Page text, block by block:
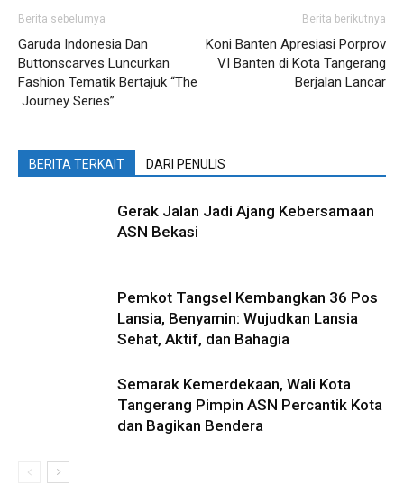
Berita sebelumya
Garuda Indonesia Dan
Buttonscarves Luncurkan
Fashion Tematik Bertajuk “The
Journey Series”
Berita berikutnya
Koni Banten Apresiasi Porprov
VI Banten di Kota Tangerang
Berjalan Lancar
BERITA TERKAIT DARI PENULIS
Gerak Jalan Jadi Ajang Kebersamaan
ASN Bekasi
Pemkot Tangsel Kembangkan 36 Pos
Lansia, Benyamin: Wujudkan Lansia
Sehat, Aktif, dan Bahagia
Semarak Kemerdekaan, Wali Kota
Tangerang Pimpin ASN Percantik Kota
dan Bagikan Bendera